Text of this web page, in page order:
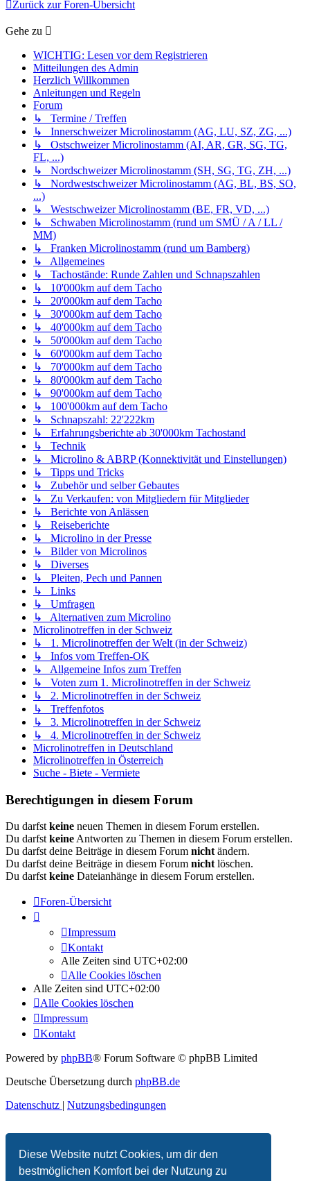
Diese Website nutzt Cookies, um dir den
bestmöglichen Komfort bei der Nutzung zu
Zurück zur Foren-Übersicht
Gehe zu
WICHTIG: Lesen vor dem Registrieren
Mitteilungen des Admin
Herzlich Willkommen
Anleitungen und Regeln
Forum
↳ Termine / Treffen
↳ Innerschweizer Microlinostamm (AG, LU, SZ, ZG, ...)
↳ Ostschweizer Microlinostamm (AI, AR, GR, SG, TG,
FL, ...)
↳ Nordschweizer Microlinostamm (SH, SG, TG, ZH, ...)
↳ Nordwestschweizer Microlinostamm (AG, BL, BS, SO,
...)
↳ Westschweizer Microlinostamm (BE, FR, VD, ...)
↳ Schwaben Microlinostamm (rund um SMÜ / A / LL /
MM)
↳ Franken Microlinostamm (rund um Bamberg)
↳ Allgemeines
↳ Tachostände: Runde Zahlen und Schnapszahlen
↳ 10'000km auf dem Tacho
↳ 20'000km auf dem Tacho
↳ 30'000km auf dem Tacho
↳ 40'000km auf dem Tacho
↳ 50'000km auf dem Tacho
↳ 60'000km auf dem Tacho
↳ 70'000km auf dem Tacho
↳ 80'000km auf dem Tacho
↳ 90'000km auf dem Tacho
↳ 100'000km auf dem Tacho
↳ Schnapszahl: 22'222km
↳ Erfahrungsberichte ab 30'000km Tachostand
↳ Technik
↳ Microlino & ABRP (Konnektivität und Einstellungen)
↳ Tipps und Tricks
↳ Zubehör und selber Gebautes
↳ Zu Verkaufen: von Mitgliedern für Mitglieder
↳ Berichte von Anlässen
↳ Reiseberichte
↳ Microlino in der Presse
↳ Bilder von Microlinos
↳ Diverses
↳ Pleiten, Pech und Pannen
↳ Links
↳ Umfragen
↳ Alternativen zum Microlino
Microlinotreffen in der Schweiz
↳ 1. Microlinotreffen der Welt (in der Schweiz)
↳ Infos vom Treffen-OK
↳ Allgemeine Infos zum Treffen
↳ Voten zum 1. Microlinotreffen in der Schweiz
↳ 2. Microlinotreffen in der Schweiz
↳ Treffenfotos
↳ 3. Microlinotreffen in der Schweiz
↳ 4. Microlinotreffen in der Schweiz
Microlinotreffen in Deutschland
Microlinotreffen in Österreich
Suche - Biete - Vermiete
Berechtigungen in diesem Forum
Du darfst keine neuen Themen in diesem Forum erstellen.
Du darfst keine Antworten zu Themen in diesem Forum erstellen.
Du darfst deine Beiträge in diesem Forum nicht ändern.
Du darfst deine Beiträge in diesem Forum nicht löschen.
Du darfst keine Dateianhänge in diesem Forum erstellen.
Foren-Übersicht
Impressum
Kontakt
Alle Zeiten sind UTC+02:00
Alle Cookies löschen
Alle Zeiten sind UTC+02:00
Alle Cookies löschen
Impressum
Kontakt
Powered by phpBB® Forum Software © phpBB Limited
Deutsche Übersetzung durch phpBB.de
Datenschutz | Nutzungsbedingungen